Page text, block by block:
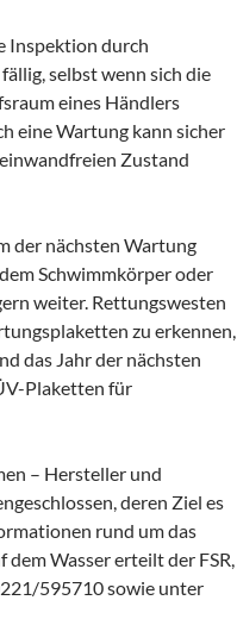
Inspektion durch
selbst wenn sich die
eines Händlers
eine Wartung kann sicher
Zustand
der nächsten Wartung
Schwimmkörper oder
weiter. Rettungswesten
zu erkennen,
das Jahr der nächsten
Plaketten für
– Hersteller und
deren Ziel es
rund um das
Wasser erteilt der FSR,
595710 sowie unter